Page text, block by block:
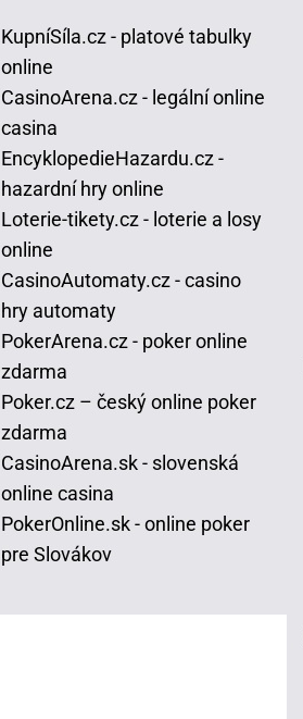
KupníSíla.cz - platové tabulky
online
CasinoArena.cz - legální online
casina
EncyklopedieHazardu.cz -
hazardní hry online
Loterie-tikety.cz - loterie a losy
online
CasinoAutomaty.cz - casino
hry automaty
PokerArena.cz - poker online
zdarma
Poker.cz – český online poker
zdarma
CasinoArena.sk - slovenská
online casina
PokerOnline.sk - online poker
pre Slovákov